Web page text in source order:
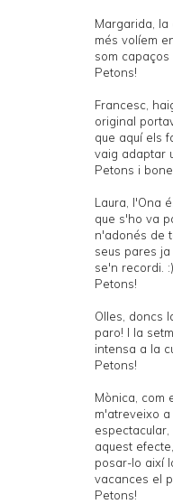
Margarida,
més volíem
som
Petons!
Francesc,
original
que aquí els
vaig adaptar
Petons i
Laura, l'Ona
que s'ho va
n'adonés de
seus pares
se'n recordi. :)
Petons!
Olles, doncs
paro! I la
intensa a la
Petons!
Mònica, com
m'atreveixo
aquest
posar-lo així
vacances el
Petons!